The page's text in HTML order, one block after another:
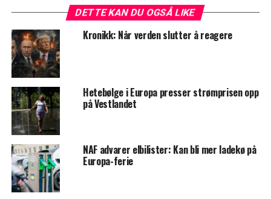
DETTE KAN DU OGSÅ LIKE
Kronikk: Når verden slutter å reagere
Hetebølge i Europa presser strømprisen opp
på Vestlandet
NAF advarer elbilister: Kan bli mer ladekø på
Europa-ferie